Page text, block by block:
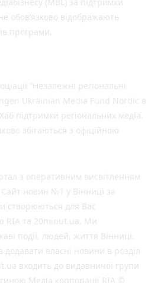
(MBL) за підтримки
обов’язково відображають
програми.
“Незалежні регіональні
Ukrainian Media Fund Nordic в
підтримки регіональних медіа.
збігаються з офіційною
з оперативним висвітленням
Сайт новин №1 у Вінниці за
створюються для Вас
RIA та 20minut.ua. Ми
події, людей, життя Вінниці.
додавати власні новини в розділ
входить до видавничої групи
Медіа корпорації RIA ©